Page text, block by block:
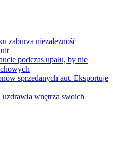
zaburza niezależność
podczas upału, by nie
sprzedanych aut. Eksportuje
wnętrza swoich